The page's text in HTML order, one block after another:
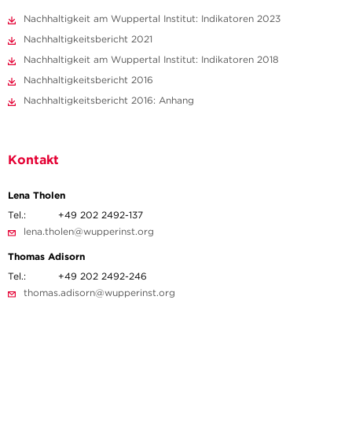
Nachhaltigkeit am Wuppertal Institut: Indikatoren 2023
Nachhaltigkeitsbericht 2021
Nachhaltigkeit am Wuppertal Institut: Indikatoren 2018
Nachhaltigkeitsbericht 2016
Nachhaltigkeitsbericht 2016: Anhang
Kontakt
Lena Tholen
Tel.:
+49 202 2492-137
lena.tholen@wupperinst.org
Thomas Adisorn
Tel.:
+49 202 2492-246
thomas.adisorn@wupperinst.org